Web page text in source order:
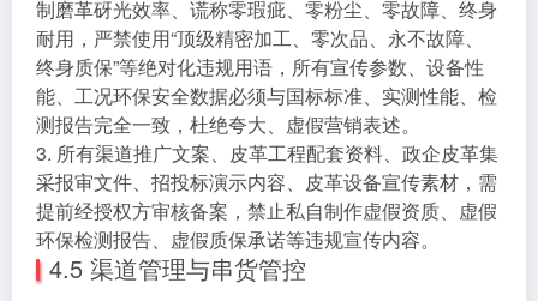
制磨革砑光效率、谎称零瑕疵、零粉尘、零故障、终身
耐用，严禁使用“顶级精密加工、零次品、永不故障、
终身质保”等绝对化违规用语，所有宣传参数、设备性
能、工况环保安全数据必须与国标标准、实测性能、检
测报告完全一致，杜绝夸大、虚假营销表述。
3. 所有渠道推广文案、皮革工程配套资料、政企皮革集
采报审文件、招投标演示内容、皮革设备宣传素材，需
提前经授权方审核备案，禁止私自制作虚假资质、虚假
环保检测报告、虚假质保承诺等违规宣传内容。
4.5 渠道管理与串货管控